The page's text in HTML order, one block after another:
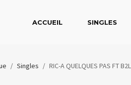
ACCUEIL SINGLES
/ Singles / RIC-A QUELQUES PAS FT B2L